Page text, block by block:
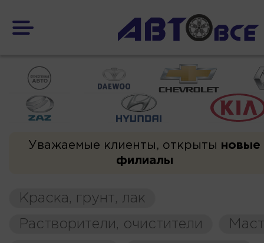
Уважаемые клиенты, открыты новые
филиалы
Краска, грунт, лак
Растворители, очистители